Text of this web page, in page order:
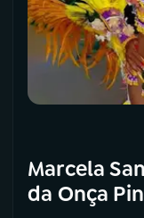
Marcela
da Onça